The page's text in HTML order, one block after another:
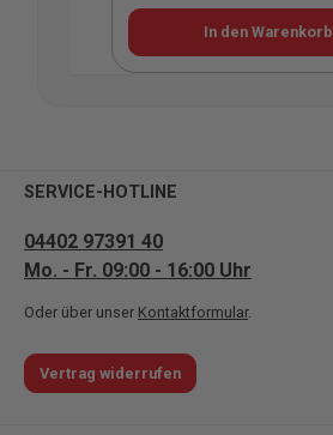
In den Warenkorb
SERVICE-HOTLINE
04402 97391 40
Mo. - Fr. 09:00 - 16:00 Uhr
Oder über unser Kontaktformular.
Vertrag widerrufen